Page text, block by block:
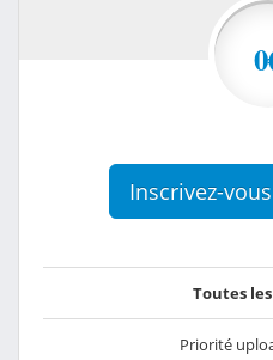
Inscrivez-
Toutes les
Priorité